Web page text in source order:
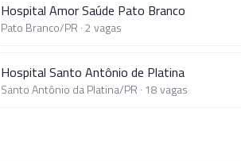
Hospital Amor Saúde Pato Branco
Pato Branco/PR ·2 vagas
Hospital Santo Antônio de Platina
Santo Antônio da Platina/PR · 18vagas